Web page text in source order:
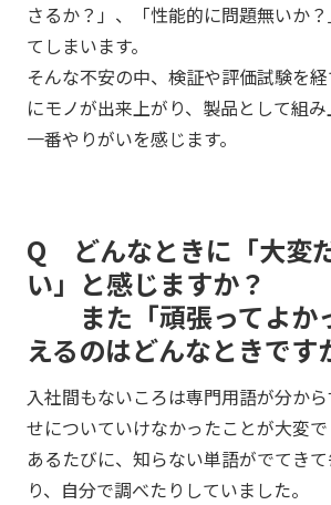
さるか？」、「性能的に問題無いか
てしまいます。
そんな不安の中、検証や評価試験を
にモノが出来上がり、製品として組み
一番やりがいを感じます。
Q どんなときに「大変
い」と感じますか？
また「頑張ってよか
えるのはどんなときです
入社間もないころは専門用語が分か
せについていけなかったことが大変
あるたびに、知らない単語がでてき
り、自分で調べたりしていました。